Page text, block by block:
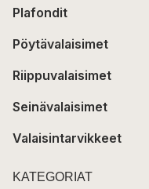
Plafondit
Pöytävalaisimet
Riippuvalaisimet
Seinävalaisimet
Valaisintarvikkeet
KATEGORIAT